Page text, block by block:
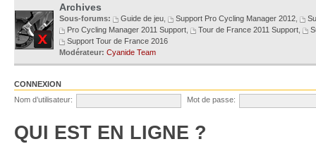
Archives
Sous-forums: Guide de jeu Support Pro Cycling Manager 2012
Pro Cycling Manager 2011 Support
Tour de France 2011 Support
Support Tour de France 2016
Modérateur: Cyanide Team
CONNEXION
Nom d’utilisateur:
Mot de passe:
QUI EST EN LIGNE ?